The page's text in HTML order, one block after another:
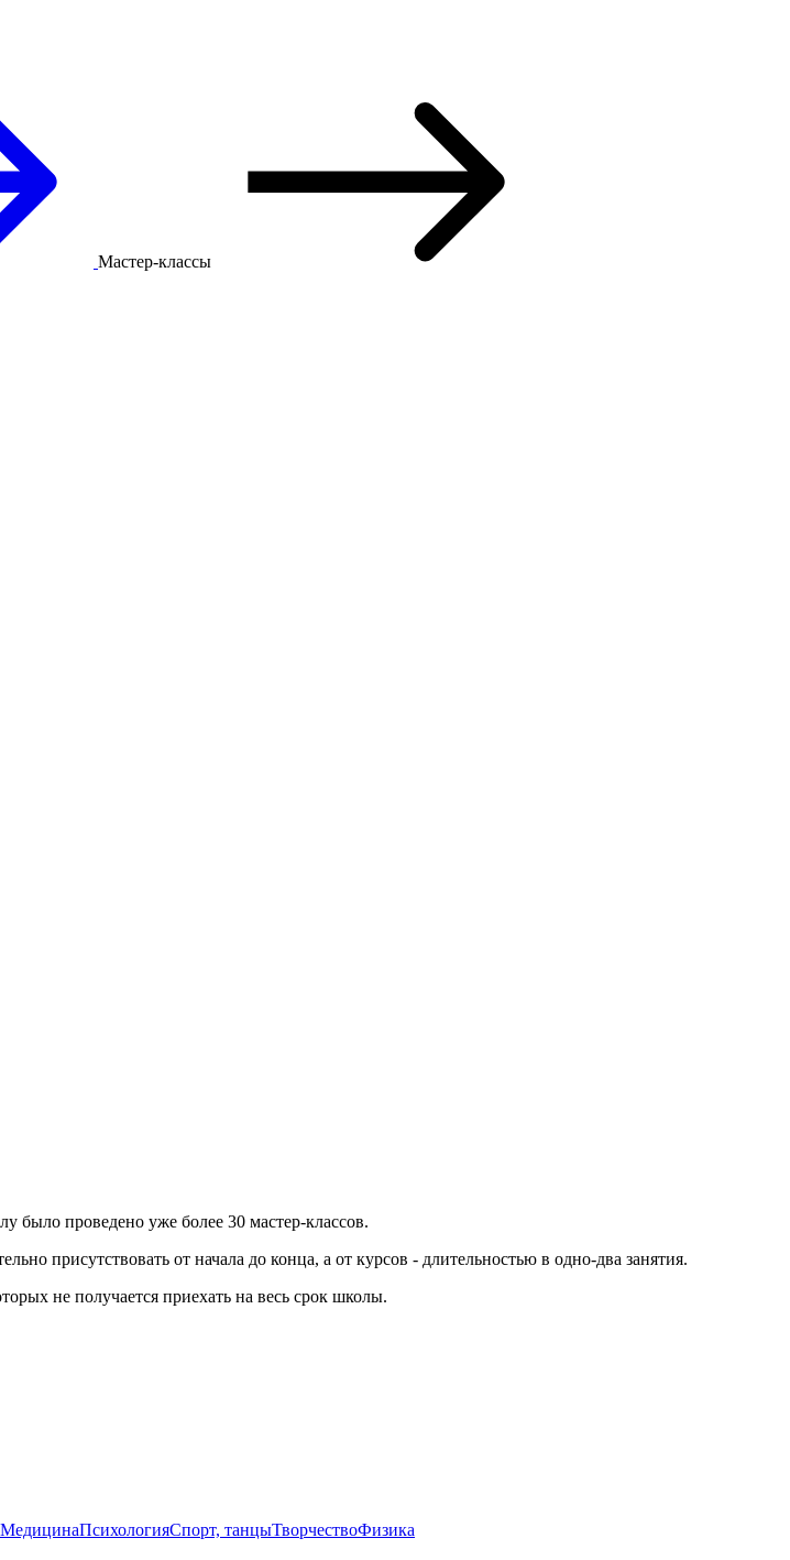
Мастер-классы
было проведено уже более 30 мастер-классов.
присутствовать от начала до конца, а от курсов - длительностью в одно-два занятия.
не получается приехать на весь срок школы.
МедицинаПсихологияСпорт, танцыТворчествоФизика